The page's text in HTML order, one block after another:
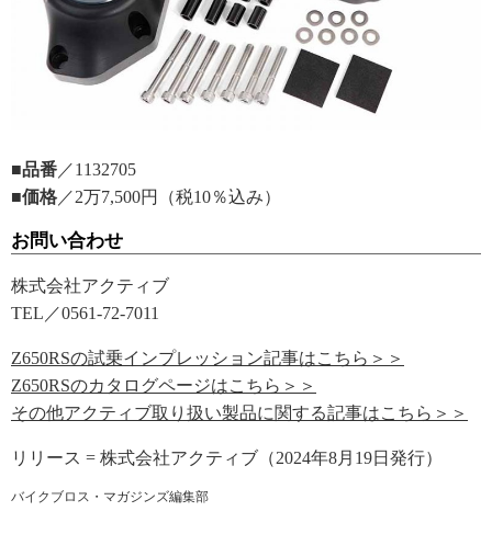
■品番 ／1132705
■価格 ／2万7,500円（税10％込み）
お問い合わせ
株式会社アクティブ
TEL／0561-72-7011
Z650RSの試乗インプレッション記事はこちら＞＞
Z650RSのカタログページはこちら＞＞
その他アクティブ取り扱い製品に関する記事はこちら＞＞
リリース = 株式会社アクティブ（2024年8月19日発行）
バイクブロス・マガジンズ編集部